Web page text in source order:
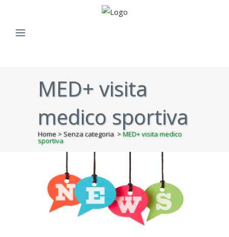
MED+ visita
medico sportiva
Home > Senza categoria >MED+ visita medico
sportiva